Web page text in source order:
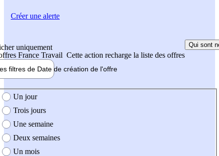
uniquement
France Travail Cette action recharge la liste des offres
Qui sont
filtres de Date de création de l'offre
création de l'offre
Un jour
Trois jours
Une semaine
Deux semaines
Un mois
Créer une alerte